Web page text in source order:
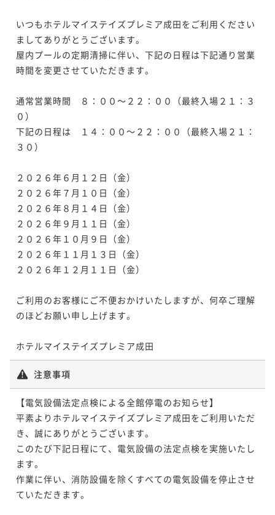
いつもホテルマイステイズプレミア成田をご利用ください
ましてありがとうございます。
屋内プールの定期清掃に伴い、下記の日程は下記通り営業
時間を変更させていただきます。
通常営業時間　８：００～２２：００（最終入場２１：３
０）
下記の日程は　１４：００～２２：００（最終入場２１：
３０）
２０２６年６月１２日（金）
２０２６年７月１０日（金）
２０２６年８月１４日（金）
２０２６年９月１１日（金）
２０２６年１０月９日（金）
２０２６年１１月１３日（金）
２０２６年１２月１１日（金）
ご利用のお客様にご不便おかけいたしますが、何卒ご理解
のほどお願い申し上げます。
ホテルマイステイズプレミア成田
注意事項
【電気設備法定点検による全館停電のお知らせ】
平素よりホテルマイステイズプレミア成田をご利用いただ
き、誠にありがとうございます。
このたび下記日程にて、電気設備の法定点検を実施いたし
ます。
作業に伴い、消防設備を除くすべての電気設備を停止させ
ていただきます。